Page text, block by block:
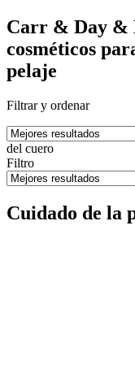
Carr & Day &
cosméticos
pelaje
Filtrar y ordenar
del cuero
Filtro
Cuidado de la